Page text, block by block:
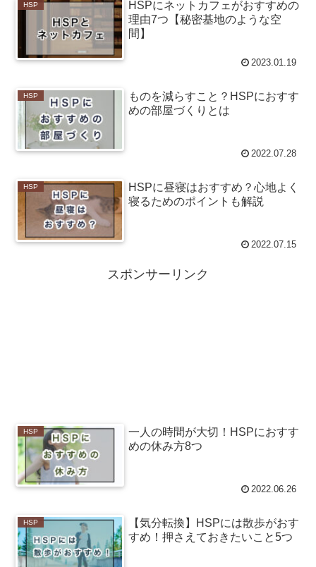
HSP
HSPにネットカフェがおすすめの
理由7つ【秘密基地のような空
間】
2023.01.19
HSP
ものを減らすこと？HSPにおすす
めの部屋づくりとは
2022.07.28
HSP
HSPに昼寝はおすすめ？心地よく
寝るためのポイントも解説
2022.07.15
スポンサーリンク
HSP
一人の時間が大切！HSPにおすす
めの休み方8つ
2022.06.26
HSP
【気分転換】HSPには散歩がおす
すめ！押さえておきたいこと5つ